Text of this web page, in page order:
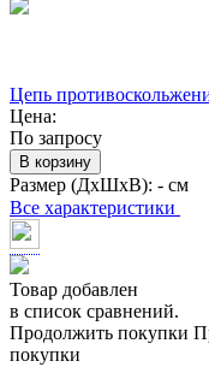
Цепь
Цена:
По запросу
В корзину
Размер (ДхШхВ): - см
Все характеристики
Товар добавлен
в список сравнений.
Продолжить покупки
покупки